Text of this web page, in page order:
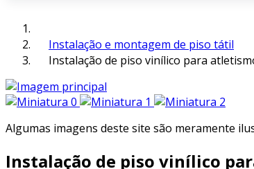
Instalação e montagem de piso tátil
Instalação de piso vinílico para
Algumas imagens deste site são meramente
Instalação de piso vinílico